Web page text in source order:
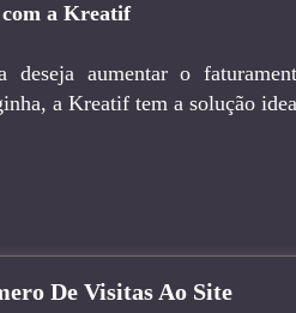
com a Kreatif
deseja aumentar o
a Kreatif tem a solução
De Visitas Ao Site